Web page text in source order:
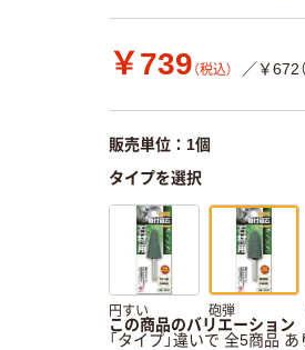
￥739 （税込） ／￥672
販売単位：1個
タイプを選択
円すい 砲弾
この商品のバリエーション
「タイプ」違いで 全5商品 あ